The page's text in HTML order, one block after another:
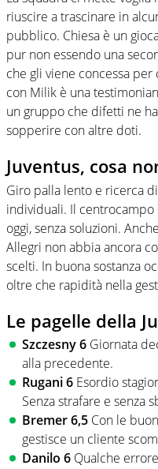
riuscire a trascinare in
pubblico. Chiesa è un
pur non essendo una
che gli viene concessa
con Milik è una
un gruppo che difetti ne
sopperire con altre doti.
Juventus, cosa
Giro palla lento e ricerca
individuali. Il
oggi, senza soluzioni.
Allegri non abbia ancora
scelti. In buona sostanza
oltre che rapidità nella
Le pagelle della
Szczesny 6 Giornata
alla precedente.
Rugani 6 Esordio
Senza strafare e senza
Bremer 6,5 Con le
gestisce un cliente
Danilo 6 Qualche